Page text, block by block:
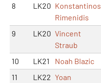
8
LK20 Konstantinos
Rimenidis
9 LK20 Vincent
Straub
10 LK21 Noah Blazic
11
LK22 Yoan